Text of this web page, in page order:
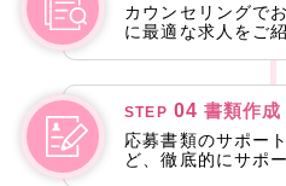
カウンセリングで
に最適な求人をご
STEP 04 書類作成
応募書類のサポー
ど、徹底的にサポ